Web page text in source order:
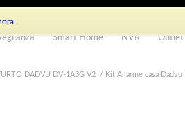
Smart Home NVR Outlet
DADVU DV-1A3G V2 / Kit Allarme casa